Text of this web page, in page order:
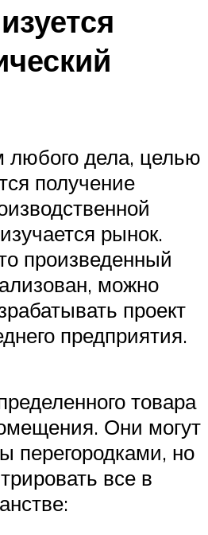
любого дела, целью
получение
рынок.
произведенный
можно
проект
предприятия.
товара
Они могут
перегородками, но
все в